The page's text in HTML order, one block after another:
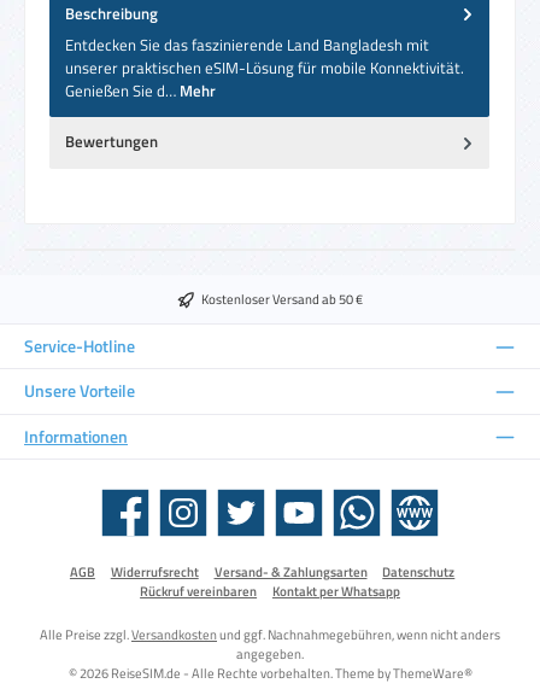
Beschreibung
Entdecken Sie das faszinierende Land Bangladesh mit
unserer praktischen eSIM-Lösung für mobile Konnektivität.
Genießen Sie d… Mehr
Bewertungen
Kostenloser Versand ab 50 €
Service-Hotline
Unsere Vorteile
Informationen
Facebook Instagram Twitter YouTube WhatsApp Website
AGB Widerrufsrecht Versand- & Zahlungsarten
Datenschutz
Rückruf vereinbaren
Kontakt per Whatsapp
Alle Preise zzgl.Versandkostenund ggf. Nachnahmegebühren, wenn nicht anders
angegeben.
© 2026 ReiseSIM.de - Alle Rechte vorbehalten. Theme byThemeWare®